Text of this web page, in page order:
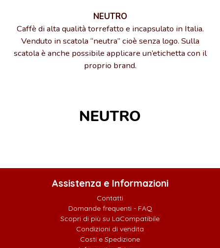
NEUTRO
Caffè di alta qualità torrefatto e incapsulato in Italia.
Venduto in scatola “neutra” cioè senza logo. Sulla
scatola è anche possibile applicare un’etichetta con il
proprio brand.
Assistenza e Informazioni
Contatti
Domande frequenti - FAQ
Scopri di più su LaCompatibile
Condizioni di vendita
Costi e Spedizione